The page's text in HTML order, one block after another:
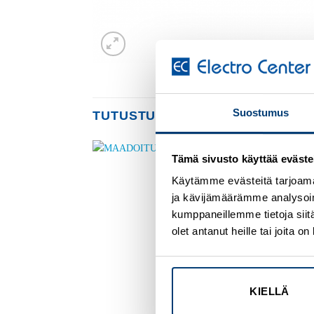
Suostumus
Tämä sivusto käyttää
Käytämme evästeitä
ja kävijämäärämme
kumppaneillemme tietoja
olet antanut heille tai joita
KIELLÄ
TUTUSTU MYÖS
Add to
wishlist